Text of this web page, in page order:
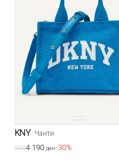
DKNY Чанти
5.9904.190 ден-30%